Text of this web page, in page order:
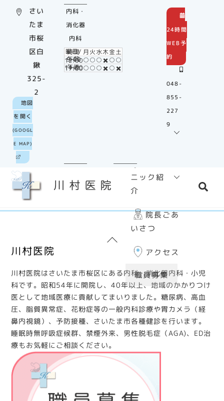
content
さい
たま
市桜
区白
鍬
325-
2
地図
を開く
(GOOGL
E MAP)
内科・
消化器
内科
曜日/時間 月火水木金土
午前9:00～12:00○○○✖️○○
午後14:00～17:00○○○✖️○✖️
24時間
WEB予
約
048-
855-
227
9
ホーム
ニック紹
介
院長ごあ
いさつ
アクセス
職員募集
Back
川村医院
川村医院はさいたま市桜区にある内科・消化器内科・小児
科です。昭和54年に開院し、40年以上、地域のかかりつけ
医として地域医療に貢献してまいりました。糖尿病、高血
圧、脂質異常症、花粉症等の一般内科診療や胃カメラ（経
鼻内視鏡）、予防接種、さいたま市各種健診を行います。
睡眠時無呼吸症候群、禁煙外来、男性脱毛症（AGA)、ED治
療もお気軽にご相談ください。